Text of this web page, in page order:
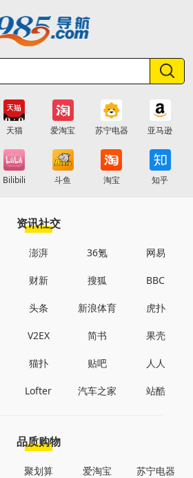
天猫 爱淘宝 苏宁电器 亚马逊
Bilibili 斗鱼 淘宝 知乎
资讯社交
澎湃 36氪 网易
财新 搜狐 BBC
头条 新浪体育 虎扑
V2EX 简书 果壳
猫扑 贴吧 人人
Lofter 汽车之家 站酷
品质购物
聚划算 爱淘宝 苏宁电器